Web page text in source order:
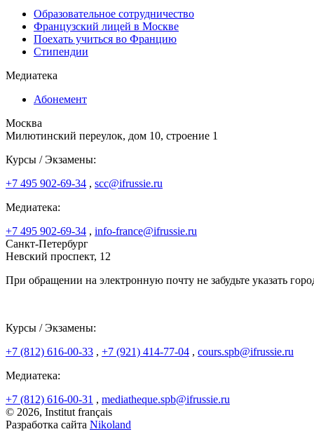
Образовательное сотрудничество
Французский лицей в Москве
Поехать учиться во Францию
Стипендии
Медиатека
Абонемент
Москва
Милютинский переулок, дом 10, строение 1
Курсы / Экзамены:
+7 495 902-69-34 , scc@ifrussie.ru
Медиатека:
+7 495 902-69-34 , info-france@ifrussie.ru
Санкт-Петербург
Невский проспект, 12
При обращении на электронную почту не забудьте указать
Курсы / Экзамены:
+7 (812) 616-00-33 , +7 (921) 414-77-04 , cours.spb@ifrussie.ru
Медиатека:
+7 (812) 616-00-31 , mediatheque.spb@ifrussie.ru
© 2026, Institut français
Разработка сайта Nikoland